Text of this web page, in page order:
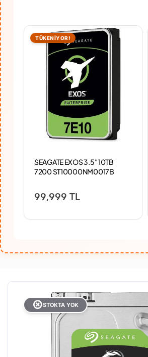
TÜKENİYOR!
SEAGATE EXOS 3.5" 10TB
7200 ST10000NM0017B
99,999 TL
STOKTA YOK